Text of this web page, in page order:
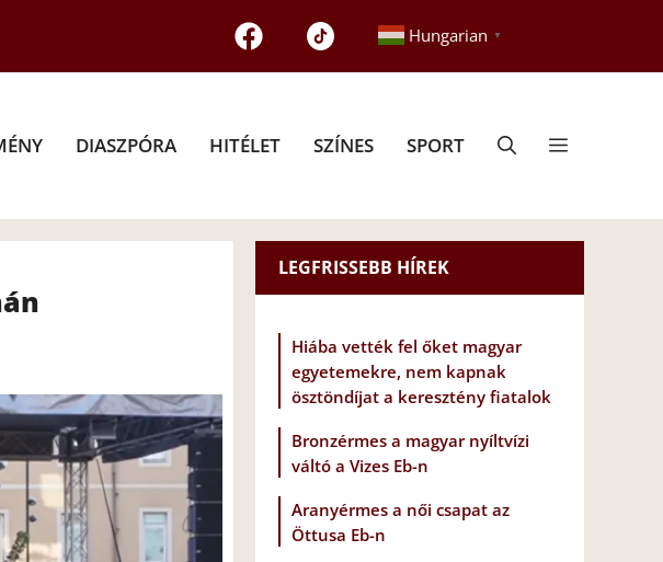
Hungarian ▼
DIASZPÓRA HITÉLET SZÍNES SPORT
LEGFRISSEBB HÍREK
Hiába vették fel őket magyar
egyetemekre, nem kapnak
ösztöndíjat a keresztény fiatalok
Bronzérmes a magyar nyíltvízi
váltó a Vizes Eb-n
Aranyérmes a női csapat az
Öttusa Eb-n